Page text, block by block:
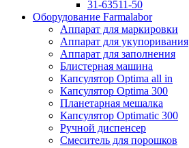
31-63511-50
Оборудование Farmalabor
Аппарат для маркировки
Аппарат для укупоривания
Аппарат для заполнения
Блистерная машина
Капсулятор Optima all in
Капсулятор Optima 300
Планетарная мешалка
Капсулятор Optimatic 300
Ручной диспенсер
Смеситель для порошков